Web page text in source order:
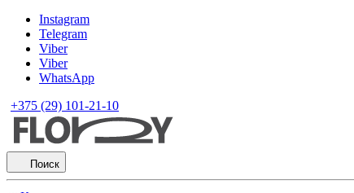
Instagram
Telegram
Viber
Viber
WhatsApp
+375 (29) 101-21-10
Поиск